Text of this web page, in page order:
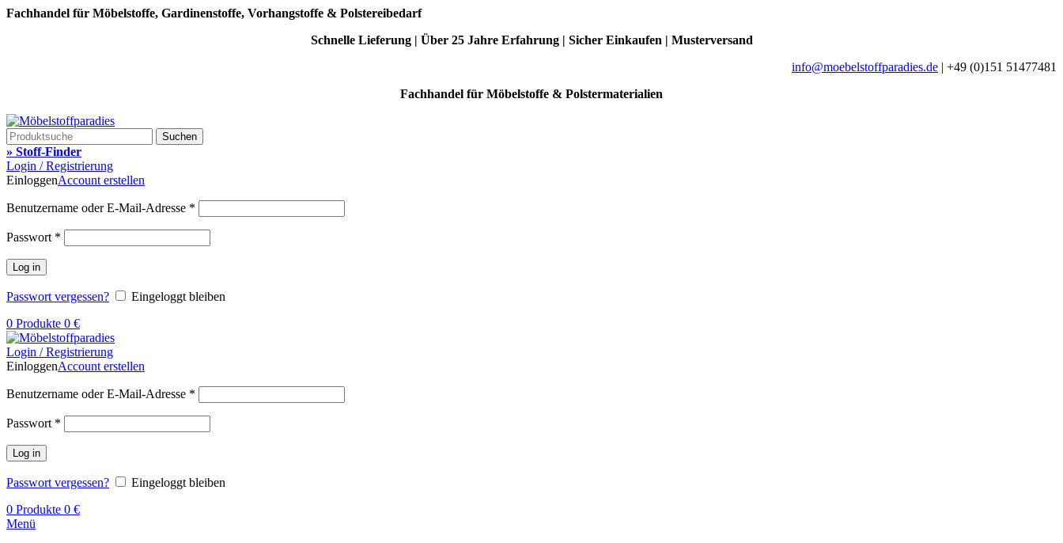
Fachhandel für Möbelstoffe, Gardinenstoffe, Vorhangstoffe & Polstereibedarf
Schnelle Lieferung | Über 25 Jahre Erfahrung | Sicher Einkaufen | Musterversand
info@moebelstoffparadies.de | +49 (0)151 51477481
Fachhandel für Möbelstoffe & Polstermaterialien
Suchen
» Stoff-Finder
Login / Registrierung
EinloggenAccount erstellen
Benutzername oder E-Mail-Adresse *
Passwort *
Log in
Passwort vergessen?
Eingeloggt bleiben
0 Produkte 0 €
Login / Registrierung
EinloggenAccount erstellen
Benutzername oder E-Mail-Adresse *
Passwort *
Log in
Passwort vergessen?
Eingeloggt bleiben
0 Produkte 0 €
Menü